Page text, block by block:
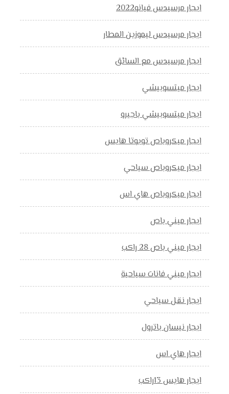
ايجار مرسيدس فيانو2022
ايجار مرسيدس ليموزين المطار
ايجار مرسيدس مع السائق
ايجار ميتسوبيشي
ايجار ميتسوبيشي باجيرو
ايجار ميكروباص تويوتا هايس
ايجار ميكروباص سياحي
ايجار ميكروباص هاي اس
ايجار ميني باص
ايجار ميني باص 28 راكب
ايجار ميني فانات سياحية
ايجار نقل سياحي
ايجار نيسان باترول
ايجار هاي اس
ايجار هايس 13راكب